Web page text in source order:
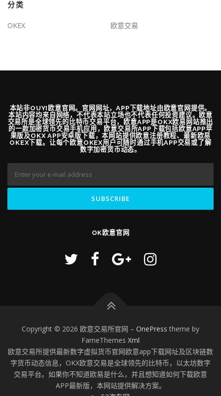
分类
OKEX 欧意交易
本站非OUYI欧意官网。官网网址，APP下载地址由欧意官网提供。
本站内容均来自网络，不代表本站立场也不代表任何投资建议。欧意
交易所是全球领先的比特币交易平台，欧意APP是OKX欧易网站推出
的一款加密货币交易手机应用，欧意交易所APP下载包括欧意APP苹
果版及OKX APP安卓版下载，本网站提供欧意注册教程、最新欧易
OKEX下载。让每个欧意OKEX用户可随时通过手机APP交易或了解
数字加密货币动态。
OK欧意官网
Copyright © 2026 欧意交易所官网 – OnePress theme by
FameThemes Xml
欧意交易所提供最新数字虚拟货币官网欧意app下载网址及区块链数
字货币动态信息，OKX欧意交易是全球领先的比特币，以太坊数字
交易平台。如果你不知道欧易是什么，并且想知道如何下载欧意
APP最新版，本网站提供解决方案。